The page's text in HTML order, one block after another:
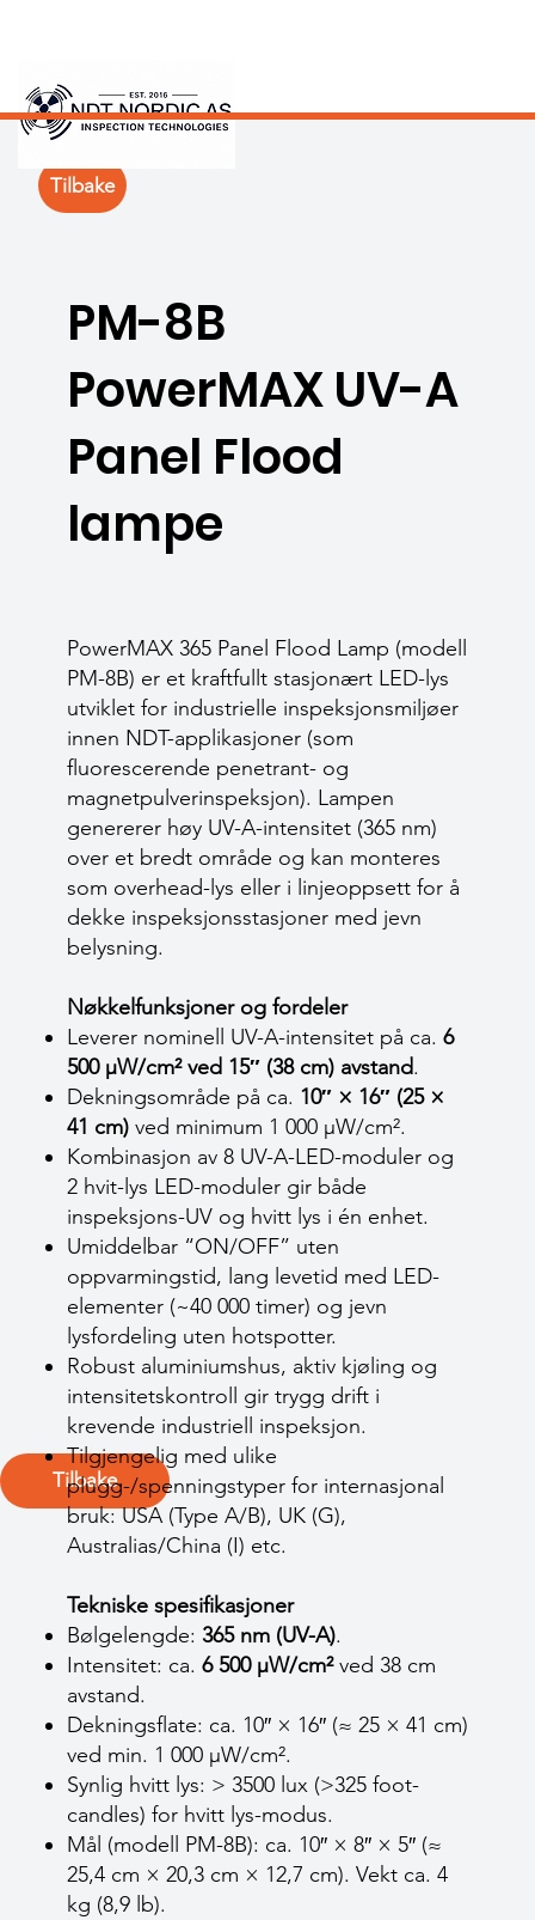
Tilbake
PM-8B
PowerMAX UV-A
Panel Flood
lampe
PowerMAX 365 Panel Flood Lamp (modell
PM-8B) er et kraftfullt stasjonært LED-lys
utviklet for industrielle inspeksjonsmiljøer
innen NDT-applikasjoner (som
fluorescerende penetrant- og
magnetpulverinspeksjon). Lampen
genererer høy UV-A-intensitet (365 nm)
over et bredt område og kan monteres
som overhead-lys eller i linjeoppsett for å
dekke inspeksjonsstasjoner med jevn
belysning.
Nøkkelfunksjoner og fordeler
Leverer nominell UV-A-intensitet på ca. 6
500 µW/cm² ved 15″ (38 cm) avstand.
Dekningsområde på ca. 10″ × 16″ (25 ×
41 cm) ved minimum 1 000 µW/cm².
Kombinasjon av 8 UV-A-LED-moduler og
2 hvit-lys LED-moduler gir både
inspeksjons-UV og hvitt lys i én enhet.
Umiddelbar “ON/OFF” uten
oppvarmingstid, lang levetid med LED-
elementer (~40 000 timer) og jevn
lysfordeling uten hotspotter.
Robust aluminiumshus, aktiv kjøling og
intensitetskontroll gir trygg drift i
krevende industriell inspeksjon.
Tilgjengelig med ulike
plugg-/spenningstyper for internasjonal
bruk: USA (Type A/B), UK (G),
Australias/China (I) etc.
Tekniske spesifikasjoner
Bølgelengde: 365 nm (UV-A).
Intensitet: ca. 6 500 µW/cm²ved 38 cm
avstand.
Dekningsflate: ca. 10″ × 16″ (≈ 25 × 41 cm)
ved min. 1 000 µW/cm².
Synlig hvitt lys: > 3500 lux (>325 foot-
candles) for hvitt lys-modus.
Mål (modell PM-8B): ca. 10″ × 8″ × 5″ (≈
25,4 cm × 20,3 cm × 12,7 cm). Vekt ca. 4
kg (8,9 lb).
Tilbake